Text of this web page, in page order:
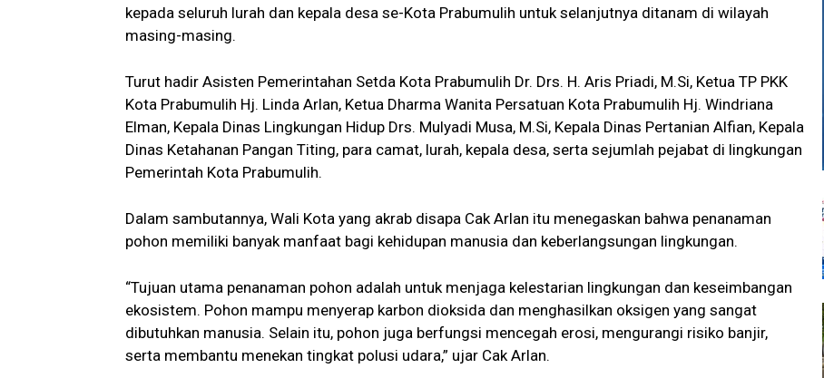
kepada seluruh lurah dan kepala desa se-Kota Prabumulih untuk selanjutnya ditanam di wilayah
masing-masing.
Turut hadir Asisten Pemerintahan Setda Kota Prabumulih Dr. Drs. H. Aris Priadi, M.Si, Ketua TP PKK
Kota Prabumulih Hj. Linda Arlan, Ketua Dharma Wanita Persatuan Kota Prabumulih Hj. Windriana
Elman, Kepala Dinas Lingkungan Hidup Drs. Mulyadi Musa, M.Si, Kepala Dinas Pertanian Alfian, Kepala
Dinas Ketahanan Pangan Titing, para camat, lurah, kepala desa, serta sejumlah pejabat di lingkungan
Pemerintah Kota Prabumulih.
Dalam sambutannya, Wali Kota yang akrab disapa Cak Arlan itu menegaskan bahwa penanaman
pohon memiliki banyak manfaat bagi kehidupan manusia dan keberlangsungan lingkungan.
“Tujuan utama penanaman pohon adalah untuk menjaga kelestarian lingkungan dan keseimbangan
ekosistem. Pohon mampu menyerap karbon dioksida dan menghasilkan oksigen yang sangat
dibutuhkan manusia. Selain itu, pohon juga berfungsi mencegah erosi, mengurangi risiko banjir,
serta membantu menekan tingkat polusi udara,” ujar Cak Arlan.